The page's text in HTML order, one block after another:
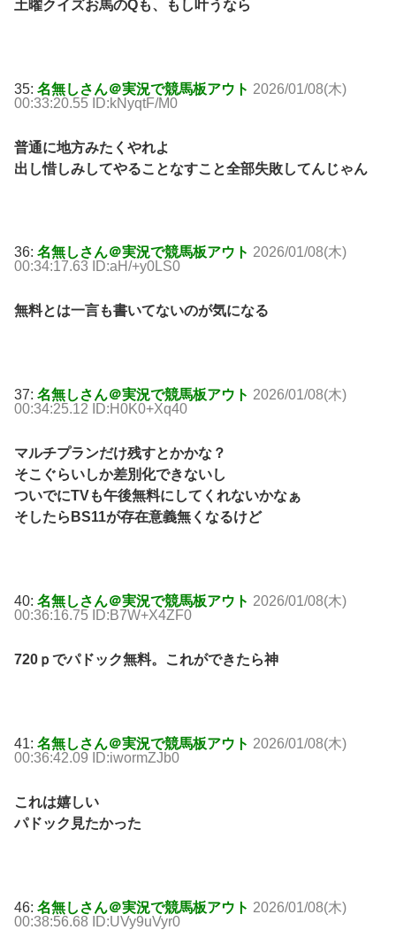
土曜クイズお馬のQも、もし叶うなら
35: 名無しさん＠実況で競馬板アウト 2026/01/08(木)
00:33:20.55 ID:kNyqtF/M0
普通に地方みたくやれよ
出し惜しみしてやることなすこと全部失敗してんじゃん
36: 名無しさん＠実況で競馬板アウト 2026/01/08(木)
00:34:17.63 ID:aH/+y0LS0
無料とは一言も書いてないのが気になる
37: 名無しさん＠実況で競馬板アウト 2026/01/08(木)
00:34:25.12 ID:H0K0+Xq40
マルチプランだけ残すとかかな？
そこぐらいしか差別化できないし
ついでにTVも午後無料にしてくれないかなぁ
そしたらBS11が存在意義無くなるけど
40: 名無しさん＠実況で競馬板アウト 2026/01/08(木)
00:36:16.75 ID:B7W+X4ZF0
720ｐでパドック無料。これができたら神
41: 名無しさん＠実況で競馬板アウト 2026/01/08(木)
00:36:42.09 ID:iwormZJb0
これは嬉しい
パドック見たかった
46: 名無しさん＠実況で競馬板アウト 2026/01/08(木)
00:38:56.68 ID:UVy9uVyr0